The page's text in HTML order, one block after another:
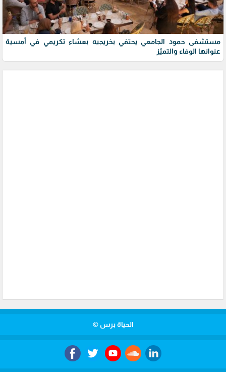
مستشفى حمود الجامعي يحتفي بخريجيه بعشاء تكريمي في أمسية
عنوانها الوفاء والتميّز
الحياة برس ©